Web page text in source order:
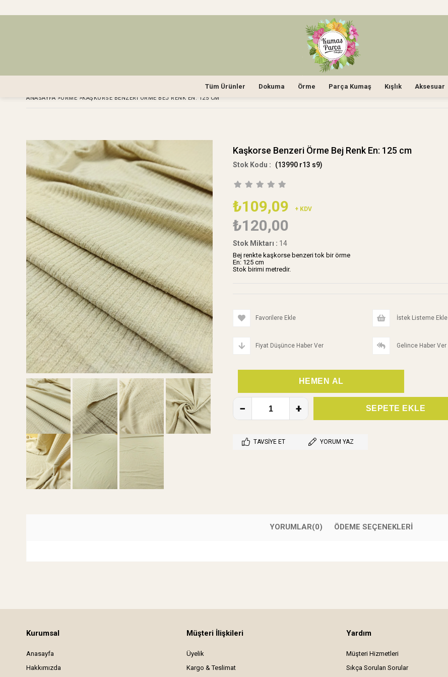
Tüm Ürünler Dokuma Örme Parça Kumaş Kışlık Aksesuar
ANASAYFA >ÖRME >KAŞKORSE BENZERI ÖRME BEJ RENK EN: 125 CM
Kaşkorse Benzeri Örme Bej Renk En: 125 cm
(13990 r13 s9)
₺109,09 + KDV
₺120,00
Stok Miktarı : 14
Bej renkte kaşkorse benzeri tok bir örme
En: 125 cm
Stok birimi metredir.
Favorilere Ekle İstek Listeme Ekle
Fiyat Düşünce Haber Ver Gelince Haber Ver
TAVSIYE ET YORUM YAZ
YORUMLAR(0) ÖDEME SEÇENEKLERI
Kurumsal
Anasayfa
Hakkımızda
Müşteri İlişkileri
Üyelik
Kargo & Teslimat
Yardım
Müşteri Hizmetleri
Sıkça Sorulan Sorular